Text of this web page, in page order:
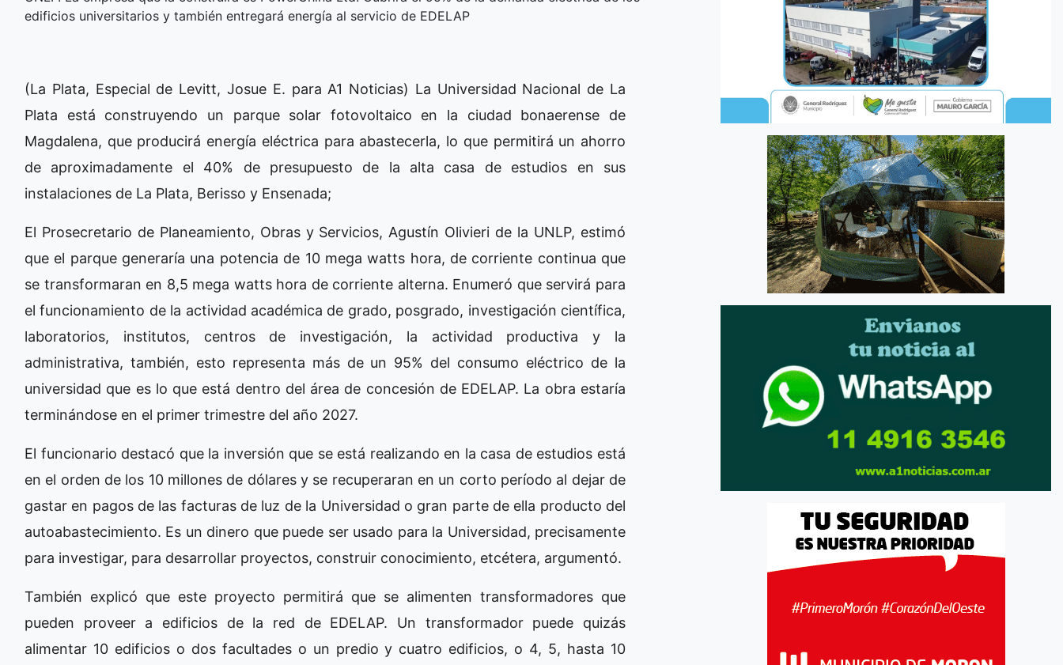
edificios universitarios y también entregará energía al servicio de EDELAP
(La Plata, Especial de Levitt, Josue E. para A1 Noticias) La Universidad Nacional de La
Plata está construyendo un parque solar fotovoltaico en la ciudad bonaerense de
Magdalena, que producirá energía eléctrica para abastecerla, lo que permitirá un ahorro
de aproximadamente el 40% de presupuesto de la alta casa de estudios en sus
instalaciones de La Plata, Berisso y Ensenada;
El Prosecretario de Planeamiento, Obras y Servicios, Agustín Olivieri de la UNLP, estimó
que el parque generaría una potencia de 10 mega watts hora, de corriente continua que
se transformaran en 8,5 mega watts hora de corriente alterna. Enumeró que servirá para
el funcionamiento de la actividad académica de grado, posgrado, investigación científica,
laboratorios, institutos, centros de investigación, la actividad productiva y la
administrativa, también, esto representa más de un 95% del consumo eléctrico de la
universidad que es lo que está dentro del área de concesión de EDELAP. La obra estaría
terminándose en el primer trimestre del año 2027.
El funcionario destacó que la inversión que se está realizando en la casa de estudios está
en el orden de los 10 millones de dólares y se recuperaran en un corto período al dejar de
gastar en pagos de las facturas de luz de la Universidad o gran parte de ella producto del
autoabastecimiento. Es un dinero que puede ser usado para la Universidad, precisamente
para investigar, para desarrollar proyectos, construir conocimiento, etcétera, argumentó.
También explicó que este proyecto permitirá que se alimenten transformadores que
pueden proveer a edificios de la red de EDELAP. Un transformador puede quizás
alimentar 10 edificios o dos facultades o un predio y cuatro edificios, o 4, 5, hasta 10